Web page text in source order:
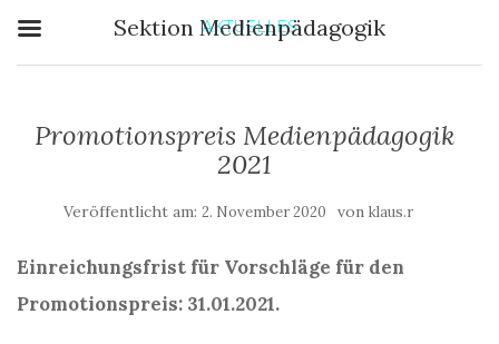
AKTUELLES
Promotionspreis Medienpädagogik
2021
Veröffentlicht am: 2. November 2020 von klaus.r
Einreichungsfrist für Vorschläge für den
Promotionspreis: 31.01.2021.
Sektion Medienpädagogik